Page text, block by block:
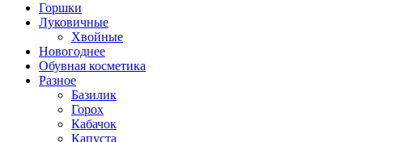
Горшки
Луковичные
Хвойные
Новогоднее
Обувная косметика
Разное
Базилик
Горох
Кабачок
Капуста